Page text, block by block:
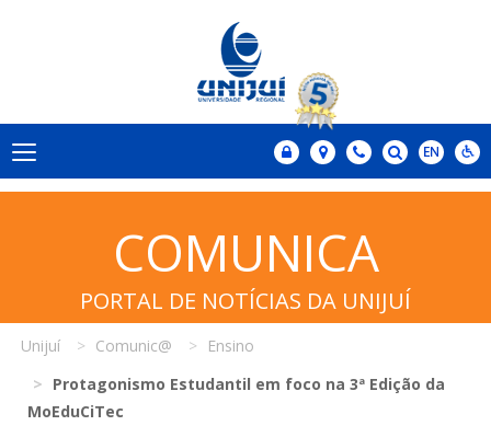
COMUNICA
PORTAL DE NOTÍCIAS DA UNIJUÍ
Unijuí Comunic@
Ensino
Protagonismo Estudantil em foco na 3ª Edição da
MoEduCiTec